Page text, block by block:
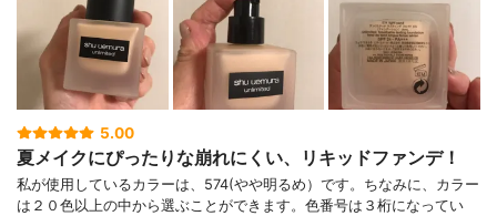
5.00
夏メイクにぴったりな崩れにくい、リキッドファンデ！
私が使用しているカラーは、574(やや明るめ）です。ちなみに、カラー
は２０色以上の中から選ぶことができます。色番号は３桁になってい